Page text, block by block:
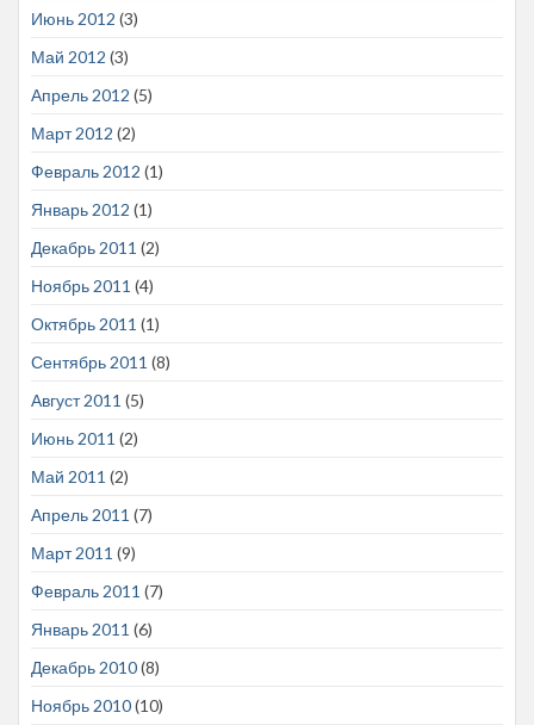
Июнь 2012 (3)
Май 2012 (3)
Апрель 2012 (5)
Март 2012 (2)
Февраль 2012 (1)
Январь 2012 (1)
Декабрь 2011 (2)
Ноябрь 2011 (4)
Октябрь 2011 (1)
Сентябрь 2011 (8)
Август 2011 (5)
Июнь 2011 (2)
Май 2011 (2)
Апрель 2011 (7)
Март 2011 (9)
Февраль 2011 (7)
Январь 2011 (6)
Декабрь 2010(8)
Ноябрь 2010(10)